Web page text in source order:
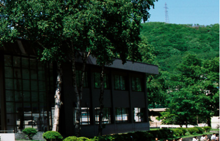
キャンパスライフ
先輩たちのプライベートライフ
大学の過ごし方